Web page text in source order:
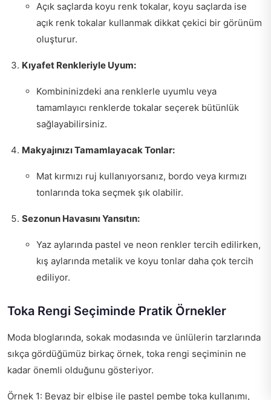
Açık saçlarda koyu renk tokalar, koyu saçlarda ise
açık renk tokalar kullanmak dikkat çekici bir görünüm
oluşturur.
Kıyafet Renkleriyle Uyum:
Kombininizdeki ana renklerle uyumlu veya
tamamlayıcı renklerde tokalar seçerek bütünlük
sağlayabilirsiniz.
Makyajınızı Tamamlayacak Tonlar:
Mat kırmızı ruj kullanıyorsanız, bordo veya kırmızı
tonlarında toka seçmek şık olabilir.
Sezonun Havasını Yansıtın:
Yaz aylarında pastel ve neon renkler tercih edilirken,
kış aylarında metalik ve koyu tonlar daha çok tercih
ediliyor.
Toka Rengi Seçiminde Pratik Örnekler
Moda bloglarında, sokak modasında ve ünlülerin tarzlarında
sıkça gördüğümüz birkaç örnek, toka rengi seçiminin ne
kadar önemli olduğunu gösteriyor.
Örnek 1: Beyaz bir elbise ile pastel pembe toka kullanımı,